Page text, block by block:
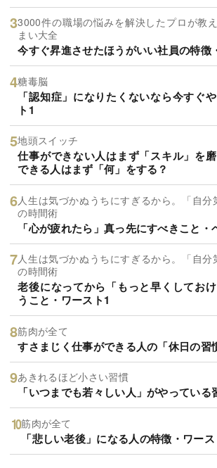
3000件の職場の悩みを解決したプロが教
まい大全
今すぐ昇進させたほうがいい社員の特徴
糖毒脳
「認知症」になりたくないなら今すぐ
ト1
地頭スイッチ
仕事ができない人はまず「スキル」を
できる人はまず「何」をする？
人生は気づかぬうちにすぎるから。「自
の時間術
「心が疲れたら」真っ先にすべきこと・
人生は気づかぬうちにすぎるから。「自分
の時間術
老後になってから「もっと早くしてお
うこと・ワースト1
筋肉が全て
すさまじく仕事ができる人の「休日の習
あきれるほど小さい習慣
「いつまでも若々しい人」がやっている
筋肉が全て
「悲しい老後」になる人の特徴・ワース